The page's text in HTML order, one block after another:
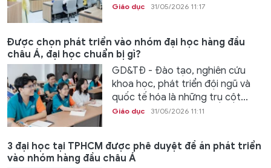
Giáo dục 31/05/2026 11:17
Được chọn phát triển vào nhóm đại học hàng đầu
châu Á, đại học chuẩn bị gì?
GD&TĐ - Đào tạo, nghiên cứu
khoa học, phát triển đội ngũ và
quốc tế hóa là những trụ cột...
Giáo dục 31/05/2026 11:11
3 đại học tại TPHCM được phê duyệt đề án phát triển
vào nhóm hàng đầu châu Á